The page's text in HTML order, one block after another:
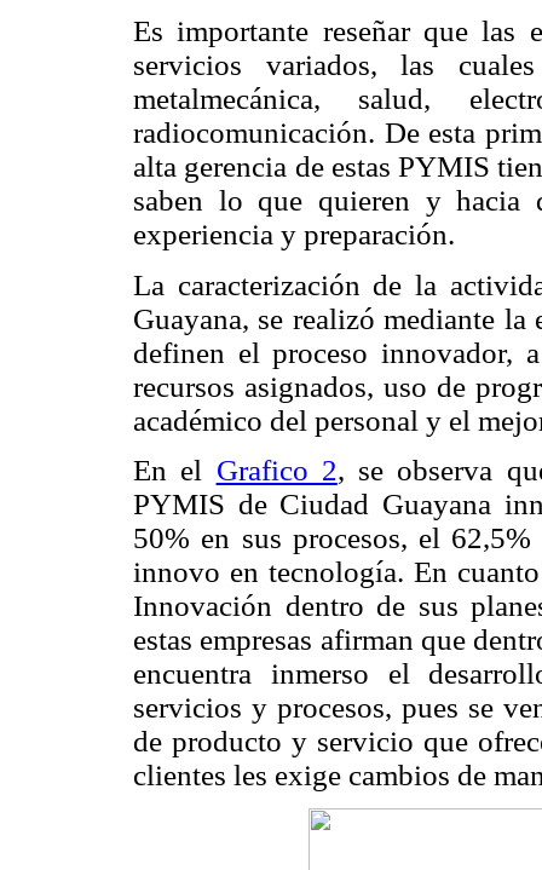
Es importante reseñar que las
servicios variados, las
metalmecánica, salud,
radiocomunicación. De esta
alta gerencia de estas PYMIS
saben lo que quieren y hacia
experiencia y preparación.
La caracterización de la
Guayana, se realizó mediante
definen el proceso innovador,
recursos asignados, uso de
académico del personal y el
En el Grafico 2, se observa
PYMIS de Ciudad Guayana
50% en sus procesos, el
innovo en tecnología. En
Innovación dentro de sus
estas empresas afirman que
encuentra inmerso el
servicios y procesos, pues se
de producto y servicio que
clientes les exige cambios de